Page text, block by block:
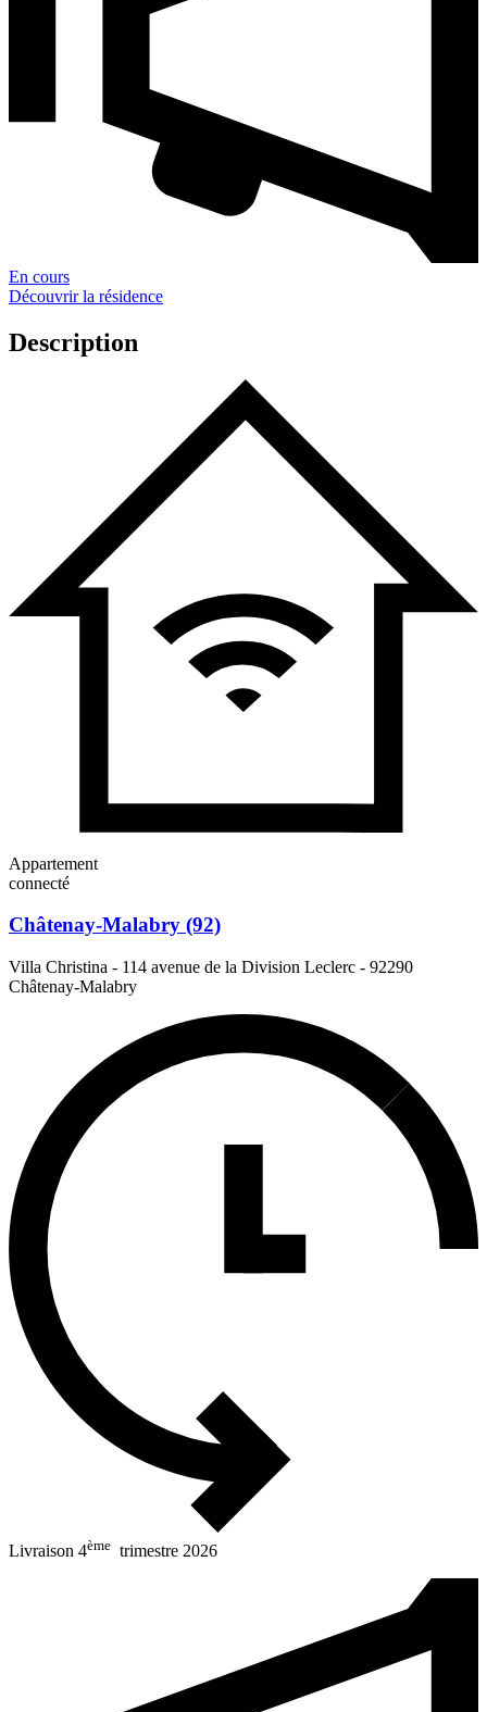
En cours
Découvrir la résidence
Description
Appartement
connecté
Châtenay-Malabry (92)
Villa Christina - 114 avenue de la Division Leclerc - 92290
Châtenay-Malabry
Livraison 4ème trimestre 2026